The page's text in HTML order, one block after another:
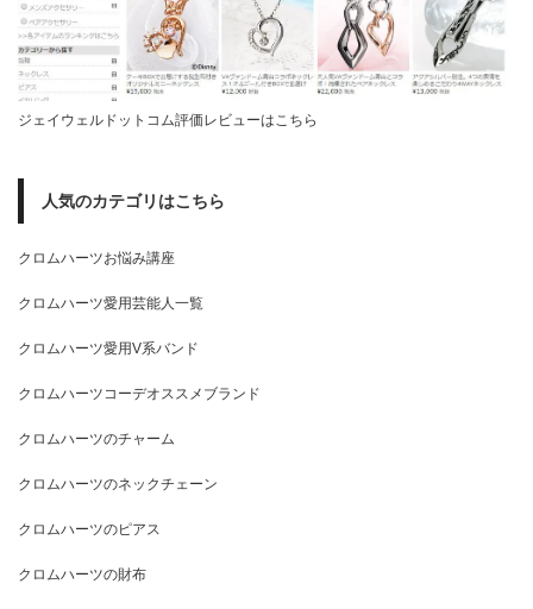
ジェイウェルドットコム評価レビューはこちら
人気のカテゴリはこちら
クロムハーツお悩み講座
クロムハーツ愛用芸能人一覧
クロムハーツ愛用V系バンド
クロムハーツコーデオススメブランド
クロムハーツのチャーム
クロムハーツのネックチェーン
クロムハーツのピアス
クロムハーツの財布